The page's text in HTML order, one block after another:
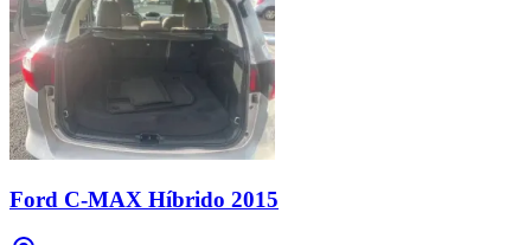
Ford C-MAX Híbrido 2015